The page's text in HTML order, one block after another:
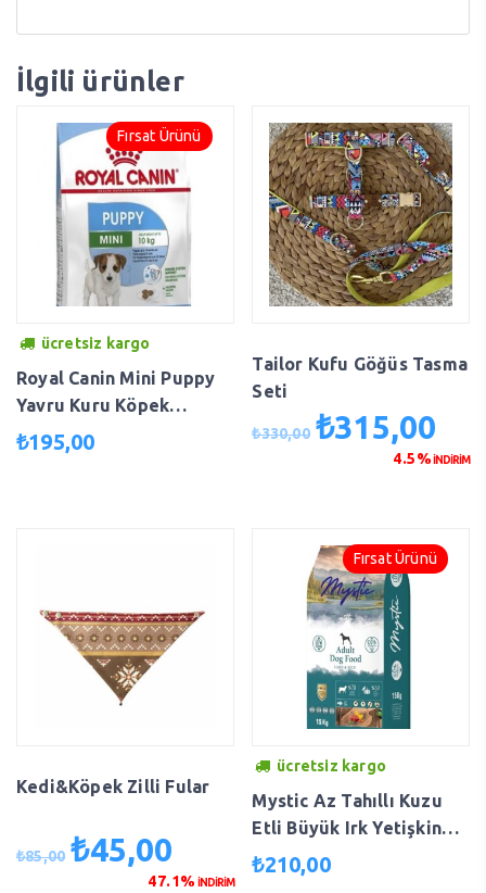
İlgili ürünler
Fırsat Ürünü
ücretsiz kargo
Royal Canin Mini Puppy
Yavru Kuru Köpek
Maması 4 kg 119-0118
₺195,00
Tailor Kufu Göğüs Tasma
Seti
₺330,00 Orijinal
₺315,00
4.5%İNDİRİM
Kedi&Köpek Zilli Fular
₺85,00 Orijinal
₺45,00
andaki
47.1% İNDİRİM
Fırsat Ürünü
ücretsiz kargo
Mystic Az Tahıllı Kuzu
Etli Büyük Irk Yetişkin
Köpek Maması 15 kg
800304
₺210,00